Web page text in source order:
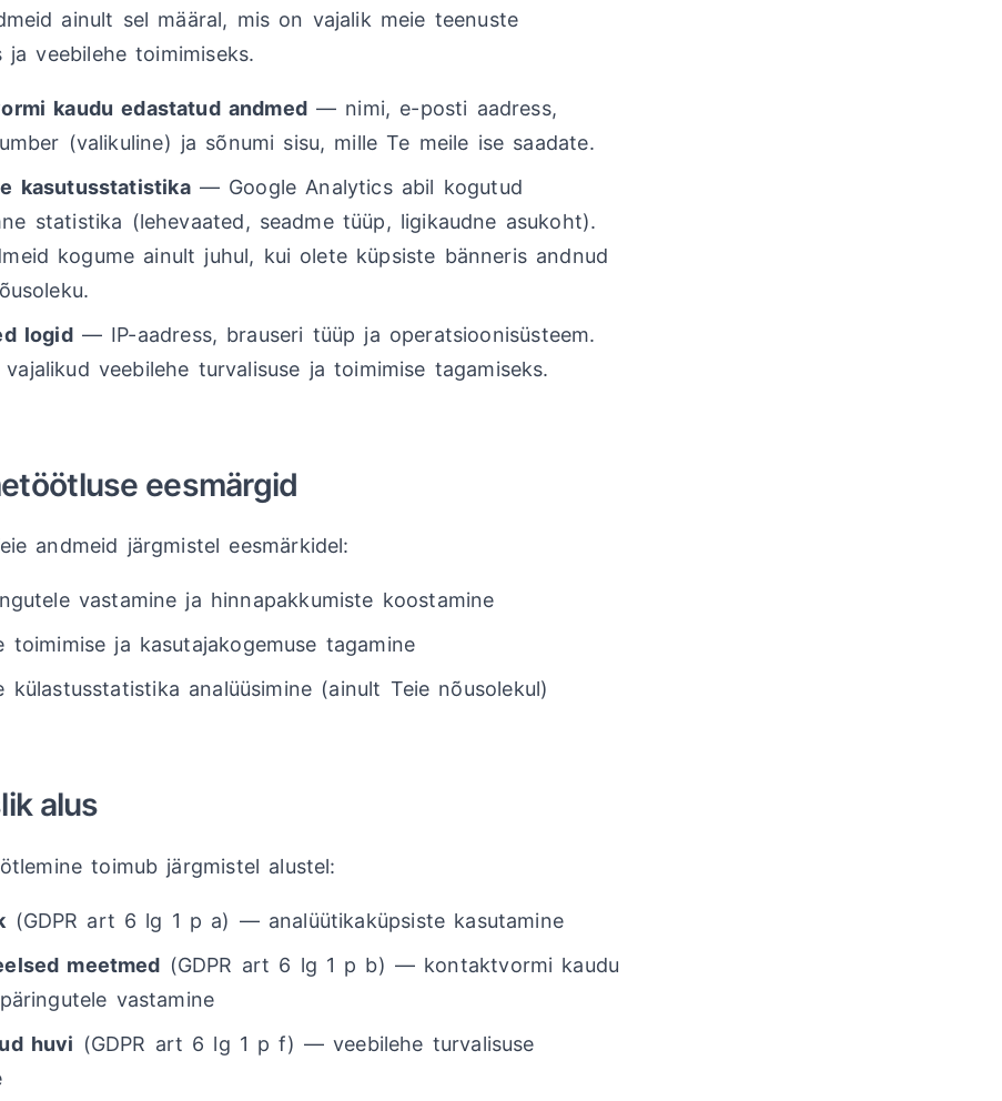
ainult sel määral, mis on vajalik meie teenuste
ja veebilehe toimimiseks.
kaudu edastatud andmed— nimi, e-posti aadress,
(valikuline) ja sõnumi sisu, mille Te meile ise saadate.
kasutusstatistika— Google Analytics abil kogutud
statistika (lehevaated, seadme tüüp, ligikaudne asukoht).
kogume ainult juhul, kui olete küpsiste bänneris andnud
logid— IP-aadress, brauseri tüüp ja operatsioonisüsteem.
veebilehe turvalisuse ja toimimise tagamiseks.
eesmärgid
andmeid järgmistel eesmärkidel:
vastamine ja hinnapakkumiste koostamine
toimimise ja kasutajakogemuse tagamine
külastusstatistika analüüsimine (ainult Teie nõusolekul)
alus
toimub järgmistel alustel:
(GDPR art 6 lg 1 p a) — analüütikaküpsiste kasutamine
meetmed (GDPR art 6 lg 1 p b) — kontaktvormi kaudu
vastamine
huvi (GDPR art 6 lg 1 p f) — veebilehe turvalisuse